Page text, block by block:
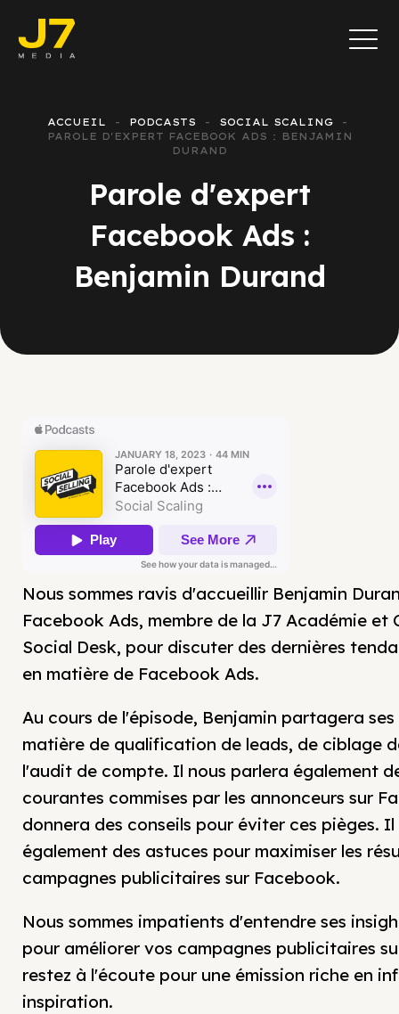
ACCUEIL PODCASTS
SOCIAL SCALING
PAROLE D'EXPERT FACEBOOK ADS : BENJAMIN
DURAND
Parole d'expert
Facebook Ads :
Benjamin Durand
Nous sommes ravis d'accueillir Benjamin
Facebook Ads, membre de la J7 Académie et
Social Desk, pour discuter des dernières
en matière de Facebook Ads.
Au cours de l'épisode, Benjamin partagera
matière de qualification de leads, de ciblage
l'audit de compte. Il nous parlera également
courantes commises par les annonceurs sur
donnera des conseils pour éviter ces pièges.
également des astuces pour maximiser les
campagnes publicitaires sur Facebook.
Nous sommes impatients d'entendre ses
pour améliorer vos campagnes publicitaires
restez à l'écoute pour une émission riche en
inspiration.